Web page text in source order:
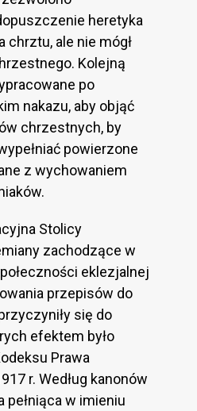
heretyka
chrztu, ale nie mógł
Kolejną
po
nakazu, aby objąć
chrzestnych, by
powierzone
z wychowaniem
Stolicy
zachodzące w
eklezjalnej
przepisów do
się do
efektem było
Prawa
r. Według kanonów
pełniąca w imieniu